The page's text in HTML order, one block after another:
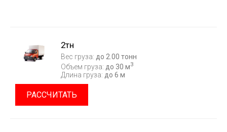
2тн
Вес груза: до 2.00 тонн
Объем груза: до 30 м3
Длина груза: до 6 м
РАССЧИТАТЬ